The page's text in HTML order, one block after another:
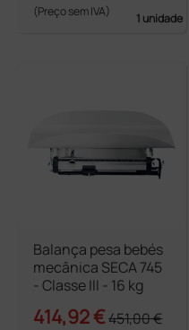
(Preço sem IVA) 1 unidade
Balança pesa bebés
mecânica SECA 745
- Classe III - 16 kg
414,92 €451,00 €